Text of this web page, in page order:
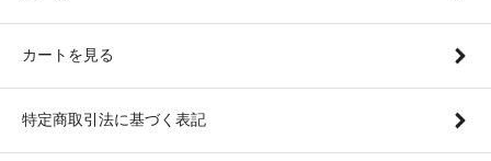
カートを見る
特定商取引法に基づく表記